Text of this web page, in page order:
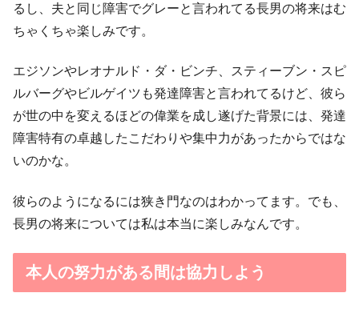
るし、夫と同じ障害でグレーと言われてる長男の将来はむ
ちゃくちゃ楽しみです。
エジソンやレオナルド・ダ・ビンチ、スティーブン・スピ
ルバーグやビルゲイツも発達障害と言われてるけど、彼ら
が世の中を変えるほどの偉業を成し遂げた背景には、発達
障害特有の卓越したこだわりや集中力があったからではな
いのかな。
彼らのようになるには狭き門なのはわかってます。でも、
長男の将来については私は本当に楽しみなんです。
本人の努力がある間は協力しよう